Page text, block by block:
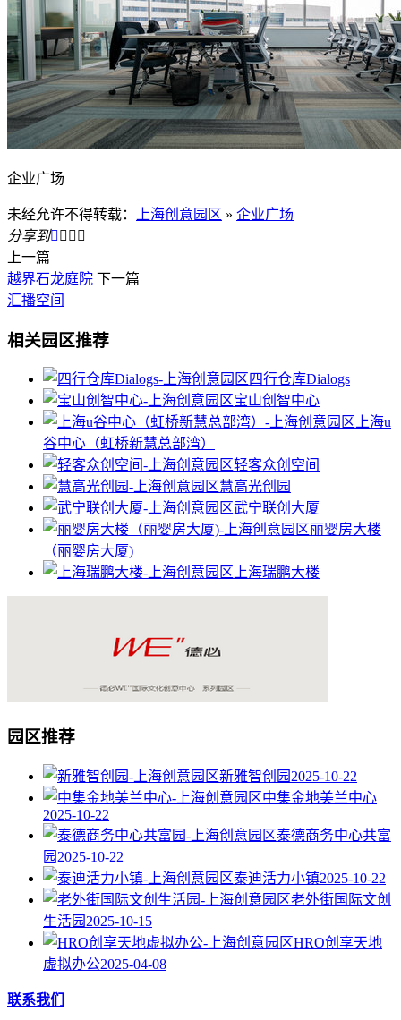
企业广场
未经允许不得转载： 上海创意园区 » 企业广场
分享到   
上一篇
越界石龙庭院 下一篇
汇播空间
相关园区推荐
四行仓库Dialogs
宝山创智中心
上海u
谷中心（虹桥新慧总部湾）
轻客众创空间
慧高光创园
武宁联创大厦
丽婴房大楼
（丽婴房大厦)
上海瑞鹏大楼
园区推荐
新雅智创园 2025-10-22
中集金地美兰中心
2025-10-22
泰德商务中心共富
园 2025-10-22
泰迪活力小镇2025-10-22
老外街国际文创
生活园 2025-10-15
HRO创享天地
虚拟办公2025-04-08
联系我们